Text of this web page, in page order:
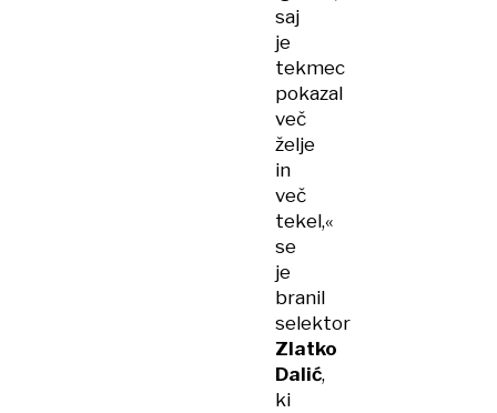
saj
je
tekmec
pokazal
več
želje
in
več
tekel,«
se
je
branil
selektor
Zlatko
Dalić,
ki